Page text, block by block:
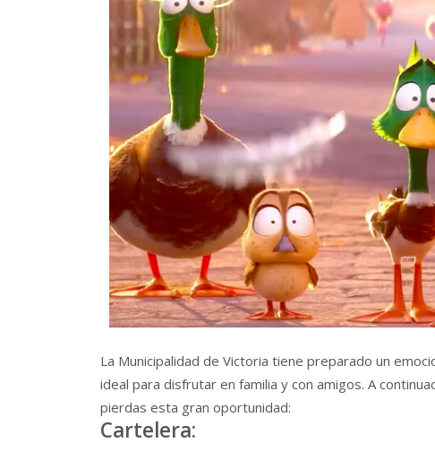
La Municipalidad de Victoria tiene preparado un
ideal para disfrutar en familia y con amigos. A
pierdas esta gran oportunidad:
Cartelera: